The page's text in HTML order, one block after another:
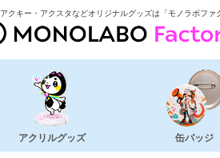
アクキー・アクスタなどオリジナルグッズは「モノラボファ
アクリルグッズ 缶バッジ